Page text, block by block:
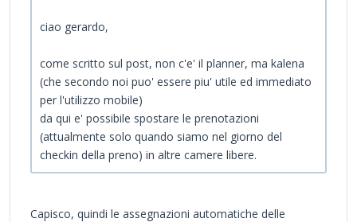
ciao gerardo,
come scritto sul post, non c'e' il planner, ma kalena
(che secondo noi puo' essere piu' utile ed immediato
per l'utilizzo mobile)
da qui e' possibile spostare le prenotazioni
(attualmente solo quando siamo nel giorno del
checkin della preno) in altre camere libere.
Capisco, quindi le assegnazioni automatiche delle